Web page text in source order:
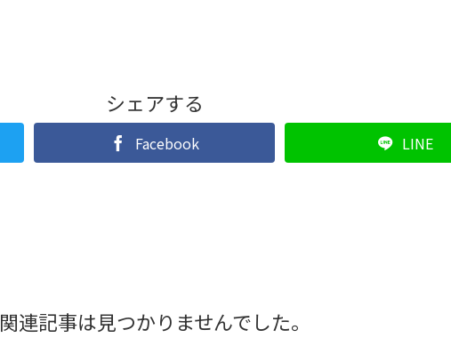
シェアする
Facebook LINE
関連記事は見つかりませんでした。